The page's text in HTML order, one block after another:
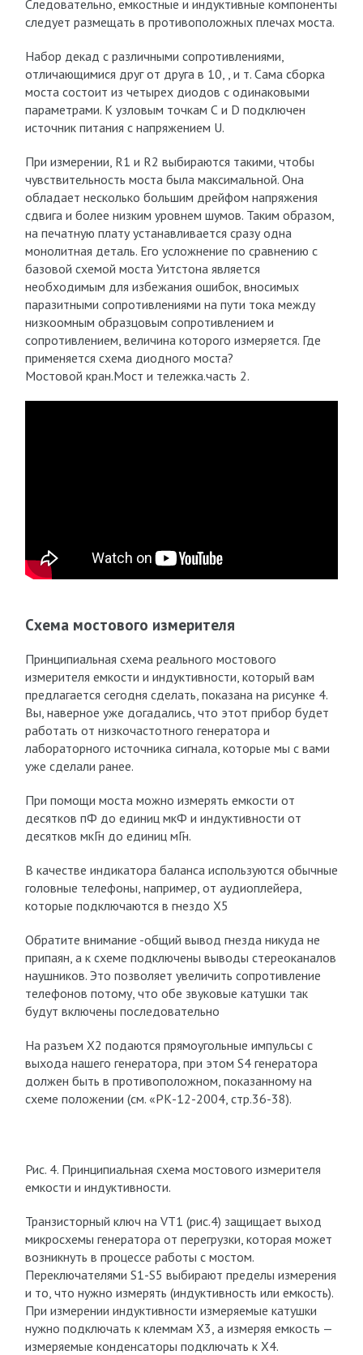
Следовательно, емкостные и индуктивные компоненты
следует размещать в противоположных плечах моста.
Набор декад с различными сопротивлениями,
отличающимися друг от друга в 10, , и т. Сама сборка
моста состоит из четырех диодов с одинаковыми
параметрами. К узловым точкам С и D подключен
источник питания с напряжением U.
При измерении, R1 и R2 выбираются такими, чтобы
чувствительность моста была максимальной. Она
обладает несколько большим дрейфом напряжения
сдвига и более низким уровнем шумов. Таким образом,
на печатную плату устанавливается сразу одна
монолитная деталь. Его усложнение по сравнению с
базовой схемой моста Уитстона является
необходимым для избежания ошибок, вносимых
паразитными сопротивлениями на пути тока между
низкоомным образцовым сопротивлением и
сопротивлением, величина которого измеряется. Где
применяется схема диодного моста?
Мостовой кран.Мост и тележка.часть 2.
Схема мостового измерителя
Принципиальная схема реального мостового
измерителя емкости и индуктивности, который вам
предлагается сегодня сделать, показана на рисунке 4.
Вы, наверное уже догадались, что этот прибор будет
работать от низкочастотного генератора и
лабораторного источника сигнала, которые мы с вами
уже сделали ранее.
При помощи моста можно измерять емкости от
десятков пФ до единиц мкФ и индуктивности от
десятков мкГн до единиц мГн.
В качестве индикатора баланса используются обычные
головные телефоны, например, от аудиоплейера,
которые подключаются в гнездо Х5
Обратите внимание -общий вывод гнезда никуда не
припаян, а к схеме подключены выводы стереоканалов
наушников. Это позволяет увеличить сопротивление
телефонов потому, что обе звуковые катушки так
будут включены последовательно
На разъем Х2 подаются прямоугольные импульсы с
выхода нашего генератора, при этом S4 генератора
должен быть в противоположном, показанному на
схеме положении (см. «РК-12-2004, стр.36-38).
Рис. 4. Принципиальная схема мостового измерителя
емкости и индуктивности.
Транзисторный ключ на VT1 (рис.4) защищает выход
микросхемы генератора от перегрузки, которая может
возникнуть в процессе работы с мостом.
Переключателями S1-S5 выбирают пределы измерения
и то, что нужно измерять (индуктивность или емкость).
При измерении индуктивности измеряемые катушки
нужно подключать к клеммам Х3, а измеряя емкость —
измеряемые конденсаторы подключать к Х4.